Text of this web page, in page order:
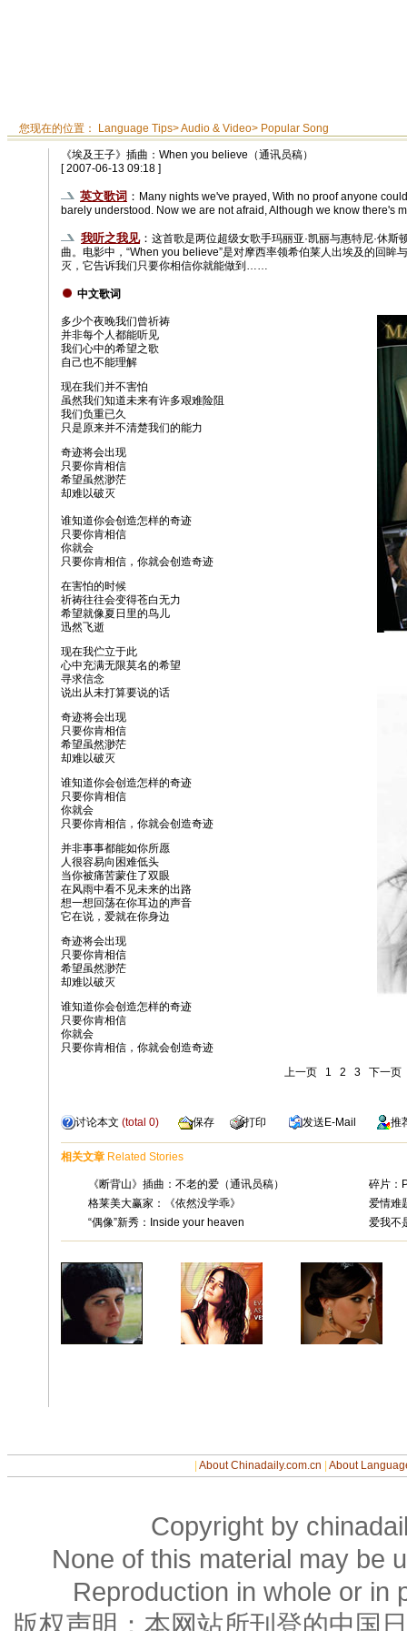
您现在的位置： Language Tips>Audio & Video> Popular Song
《埃及王子》插曲：When you believe（通讯员稿）
[ 2007-06-13 09:18 ]
英文歌词 ： Many nights we've prayed, With no proof anyone
barely understood. Now we are not afraid, Although we know there's
我听之我见： 这首歌是两位超级女歌手玛丽亚·凯丽与惠特尼·休
曲。电影中，“When you believe”是对摩西率领希伯莱人出埃及的回眸
灭，它告诉我们只要你相信你就能做到……
中文歌词
多少个夜晚我们曾祈祷
并非每个人都能听见
我们心中的希望之歌
自己也不能理解
现在我们并不害怕
虽然我们知道未来有许多艰难险阻
我们负重已久
只是原来并不清楚我们的能力
奇迹将会出现
只要你肯相信
希望虽然渺茫
却难以破灭
谁知道你会创造怎样的奇迹
只要你肯相信
你就会
只要你肯相信，你就会创造奇迹
在害怕的时候
祈祷往往会变得苍白无力
希望就像夏日里的鸟儿
迅然飞逝
现在我伫立于此
心中充满无限莫名的希望
寻求信念
说出从未打算要说的话
奇迹将会出现
只要你肯相信
希望虽然渺茫
却难以破灭
谁知道你会创造怎样的奇迹
只要你肯相信
你就会
只要你肯相信，你就会创造奇迹
并非事事都能如你所愿
人很容易向困难低头
当你被痛苦蒙住了双眼
在风雨中看不见未来的出路
想一想回荡在你耳边的声音
它在说，爱就在你身边
奇迹将会出现
只要你肯相信
希望虽然渺茫
却难以破灭
谁知道你会创造怎样的奇迹
只要你肯相信
你就会
只要你肯相信，你就会创造奇迹
上一页
1 2 3 下一页
讨论本文 (total 0) 保存 打印 发送 E-Mail 推
相关文章 Related Stories
《断背山》插曲：不老的爱（通讯员稿）
碎片：
格莱美大赢家：《依然没学乖》
爱情难
“偶像”新秀：Inside your heaven
爱我不
About Chinadaily.com.cn About
Copyright by
None of this material may be
Reproduction in whole or in
版权声明：本网站所刊登的中国